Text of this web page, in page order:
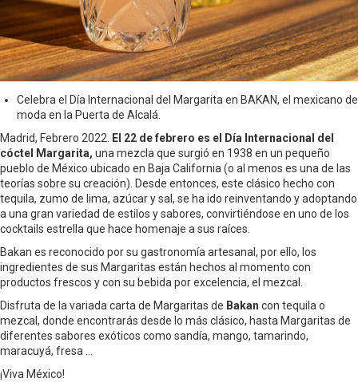
Celebra el Día Internacional del Margarita en BAKAN, el mexicano de
moda en la Puerta de Alcalá.
Madrid, Febrero 2022. El 22 de febrero es el Día Internacional del
cóctel Margarita, una mezcla que surgió en 1938 en un pequeño
pueblo de México ubicado en Baja California (o al menos es una de las
teorías sobre su creación). Desde entonces, este clásico hecho con
tequila, zumo de lima, azúcar y sal, se ha ido reinventando y adoptando
a una gran variedad de estilos y sabores, convirtiéndose en uno de los
cocktails estrella que hace homenaje a sus raíces.
Bakan es reconocido por su gastronomía artesanal, por ello, los
ingredientes de sus Margaritas están hechos al momento con
productos frescos y con su bebida por excelencia, el mezcal.
Disfruta de la variada carta de Margaritas de Bakan con tequila o
mezcal, donde encontrarás desde lo más clásico, hasta Margaritas de
diferentes sabores exóticos como sandía, mango, tamarindo,
maracuyá, fresa …
¡Viva México!